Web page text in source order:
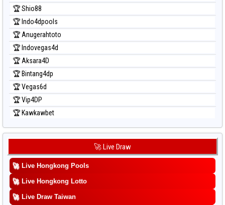
🏆 Shio88
🏆 Indo4dpools
🏆 Anugerahtoto
🏆 Indovegas4d
🏆 Aksara4D
🏆 Bintang4dp
🏆 Vegas6d
🏆 Vip4DP
🏆 Kawkawbet
🚀 Live Draw
🚀 Live Hongkong Pools
🚀 Live Hongkong Lotto
🚀 Live Draw Taiwan